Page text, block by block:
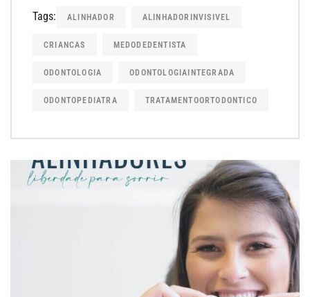
Tags: ALINHADOR ALINHADORINVISIVEL
CRIANCAS MEDODEDENTISTA
ODONTOLOGIA ODONTOLOGIAINTEGRADA
ODONTOPEDIATRA TRATAMENTOORTODONTICO